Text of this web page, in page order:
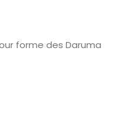
forme des Daruma